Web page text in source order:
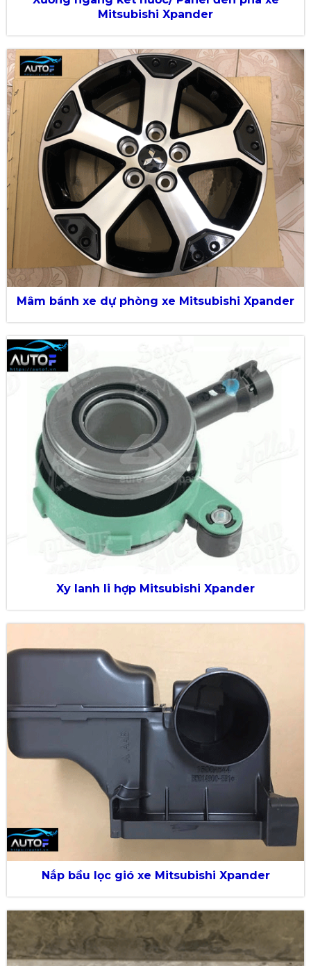
Mitsubishi Xpander
Mâm bánh xe dự phòng xe Mitsubishi Xpander
Xy lanh li hợp Mitsubishi Xpander
Nắp bầu lọc gió xe Mitsubishi Xpander